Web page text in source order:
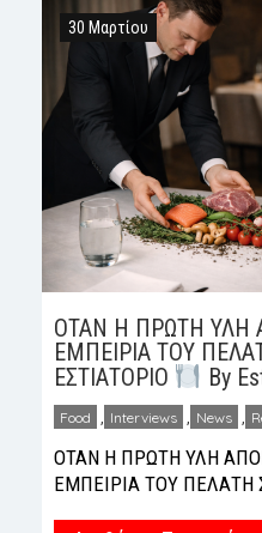
συνδυάζει την
με τη μαγευτική θέα στο
εκτείνεται έως […]
30 Μαρτίου
ΟΤΑΝ Η ΠΡΩΤΗ ΥΛΗ
ΕΜΠΕΙΡΙΑ ΤΟΥ
ΕΣΤΙΑΤΟΡΙΟ
By
Food Interviews News
ΟΤΑΝ Η ΠΡΩΤΗ ΥΛΗ
ΕΜΠΕΙΡΙΑ ΤΟΥ ΠΕΛΑΤΗ